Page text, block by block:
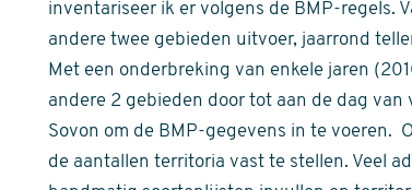
inventariseer ik er volgens de BMP-regels.
andere twee gebieden uitvoer, jaarrond
Met een onderbreking van enkele jaren
andere 2 gebieden door tot aan de dag van
Sovon om de BMP-gegevens in te voeren.
de aantallen territoria vast te stellen. Veel